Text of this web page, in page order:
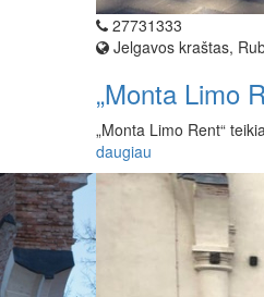
27731333
Jelgavos kraštas,
„Monta Limo
„Monta Limo Rent“
daugiau